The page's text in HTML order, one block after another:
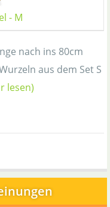
- M
nach ins 80cm
aus dem Set S
lesen)